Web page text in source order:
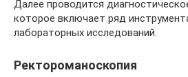
Далее проводится
которое включает ряд
лабораторных исследований.
Ректороманоскопия